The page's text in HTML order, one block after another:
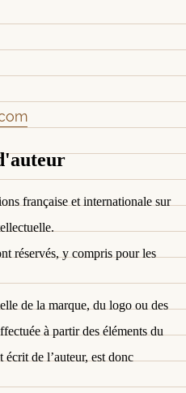
française et internationale sur
.
réservés, y compris pour les
de la marque, du logo ou des
à partir des éléments du
écrit de l’auteur, est donc